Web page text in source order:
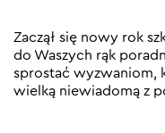
Zaczął się nowy rok
do Waszych rąk
sprostać wyzwaniom,
wielką niewiadomą z